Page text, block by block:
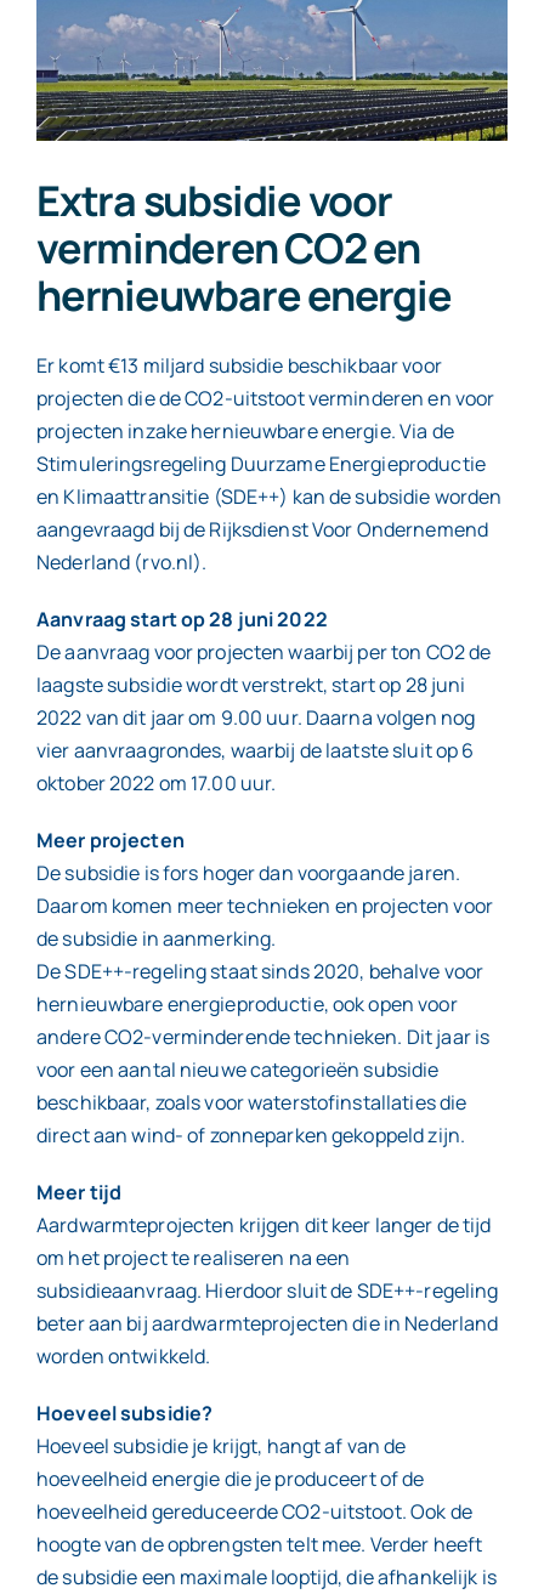
Contact
Extra subsidie voor
verminderen CO2 en
hernieuwbare energie
Er komt €13 miljard subsidie beschikbaar voor
projecten die de CO2-uitstoot verminderen en voor
projecten inzake hernieuwbare energie. Via de
Stimuleringsregeling Duurzame Energieproductie
en Klimaattransitie (SDE++) kan de subsidie worden
aangevraagd bij de Rijksdienst Voor Ondernemend
Nederland (rvo.nl).
Aanvraag start op 28 juni 2022
De aanvraag voor projecten waarbij per ton CO2 de
laagste subsidie wordt verstrekt, start op 28 juni
2022 van dit jaar om 9.00 uur. Daarna volgen nog
vier aanvraagrondes, waarbij de laatste sluit op 6
oktober 2022 om 17.00 uur.
Meer projecten
De subsidie is fors hoger dan voorgaande jaren.
Daarom komen meer technieken en projecten voor
de subsidie in aanmerking.
De SDE++-regeling staat sinds 2020, behalve voor
hernieuwbare energieproductie, ook open voor
andere CO2-verminderende technieken. Dit jaar is
voor een aantal nieuwe categorieën subsidie
beschikbaar, zoals voor waterstofinstallaties die
direct aan wind- of zonneparken gekoppeld zijn.
Meer tijd
Aardwarmteprojecten krijgen dit keer langer de tijd
om het project te realiseren na een
subsidieaanvraag. Hierdoor sluit de SDE++-regeling
beter aan bij aardwarmteprojecten die in Nederland
worden ontwikkeld.
Hoeveel subsidie?
Hoeveel subsidie je krijgt, hangt af van de
hoeveelheid energie die je produceert of de
hoeveelheid gereduceerde CO2-uitstoot. Ook de
hoogte van de opbrengsten telt mee. Verder heeft
de subsidie een maximale looptijd, die afhankelijk is